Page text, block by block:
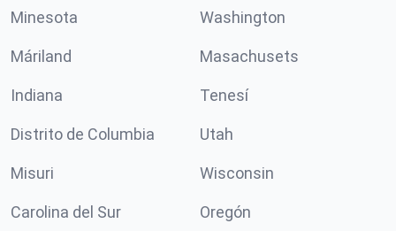
Minesota Washington
Máriland Masachusets
Indiana Tenesí
Distrito de Columbia Utah
Misuri Wisconsin
Carolina del Sur Oregón